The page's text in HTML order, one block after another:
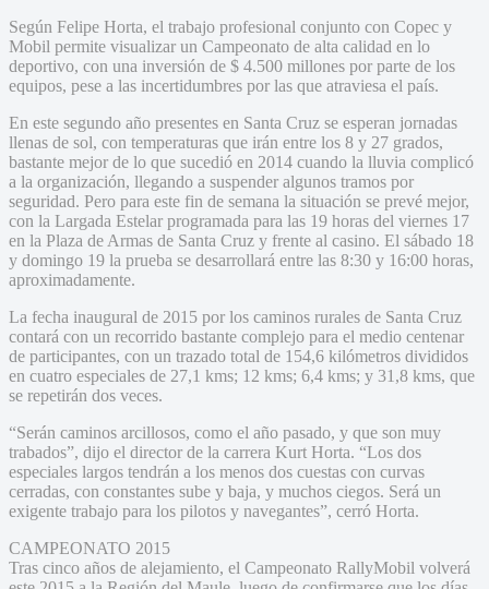
Según Felipe Horta, el trabajo profesional conjunto con Copec y
Mobil permite visualizar un Campeonato de alta calidad en lo
deportivo, con una inversión de $ 4.500 millones por parte de los
equipos, pese a las incertidumbres por las que atraviesa el país.
En este segundo año presentes en Santa Cruz se esperan jornadas
llenas de sol, con temperaturas que irán entre los 8 y 27 grados,
bastante mejor de lo que sucedió en 2014 cuando la lluvia complicó
a la organización, llegando a suspender algunos tramos por
seguridad. Pero para este fin de semana la situación se prevé mejor,
con la Largada Estelar programada para las 19 horas del viernes 17
en la Plaza de Armas de Santa Cruz y frente al casino. El sábado 18
y domingo 19 la prueba se desarrollará entre las 8:30 y 16:00 horas,
aproximadamente.
La fecha inaugural de 2015 por los caminos rurales de Santa Cruz
contará con un recorrido bastante complejo para el medio centenar
de participantes, con un trazado total de 154,6 kilómetros divididos
en cuatro especiales de 27,1 kms; 12 kms; 6,4 kms; y 31,8 kms, que
se repetirán dos veces.
“Serán caminos arcillosos, como el año pasado, y que son muy
trabados”, dijo el director de la carrera Kurt Horta. “Los dos
especiales largos tendrán a los menos dos cuestas con curvas
cerradas, con constantes sube y baja, y muchos ciegos. Será un
exigente trabajo para los pilotos y navegantes”, cerró Horta.
CAMPEONATO 2015
Tras cinco años de alejamiento, el Campeonato RallyMobil volverá